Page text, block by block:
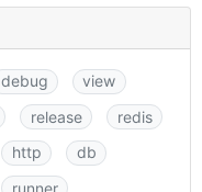
debug
view
release
redis
http
db
runner